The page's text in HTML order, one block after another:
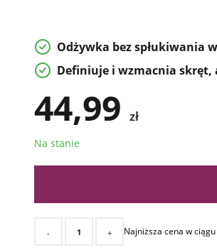
Odżywka bez spłukiwania
Definiuje i wzmacnia skręt,
44,99 zł
Na stanie
- + Najniższa cena w